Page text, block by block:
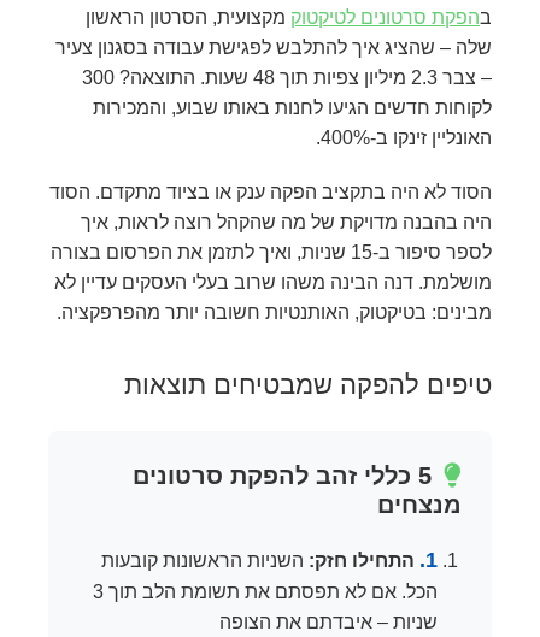
בהפקת סרטונים לטיקטוק מקצועית, הסרטון הראשון
שלה – שהציג איך להתלבש לפגישת עבודה בסגנון צעיר
– צבר 2.3 מיליון צפיות תוך 48 שעות. התוצאה? 300
לקוחות חדשים הגיעו לחנות באותו שבוע, והמכירות
האונליין זינקו ב-400%.
הסוד לא היה בתקציב הפקה ענק או בציוד מתקדם. הסוד
היה בהבנה מדויקת של מה שהקהל רוצה לראות, איך
לספר סיפור ב-15 שניות, ואיך לתזמן את הפרסום בצורה
מושלמת. דנה הבינה משהו שרוב בעלי העסקים עדיין לא
מבינים: בטיקטוק, האותנטיות חשובה יותר מהפרפקציה.
טיפים להפקה שמבטיחים תוצאות
5 כללי זהב להפקת סרטונים
מנצחים
1. התחילו חזק: השניות הראשונות קובעות
הכל. אם לא תפסתם את תשומת הלב תוך 3
שניות – איבדתם את הצופה